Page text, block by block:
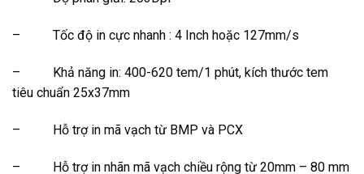
– Tốc độ in cực nhanh : 4 Inch hoặc 127mm/s
– Khả năng in: 400-620 tem/1 phút, kích thước tem
tiêu chuẩn 25x37mm
– Hỗ trợ in mã vạch từ BMP và PCX
– Hỗ trợ in nhãn mã vạch chiều rộng từ 20mm – 80 mm